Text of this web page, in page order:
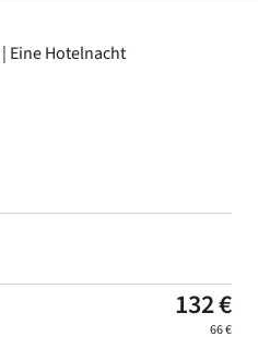
| Eine Hotelnacht
132 €
66 €